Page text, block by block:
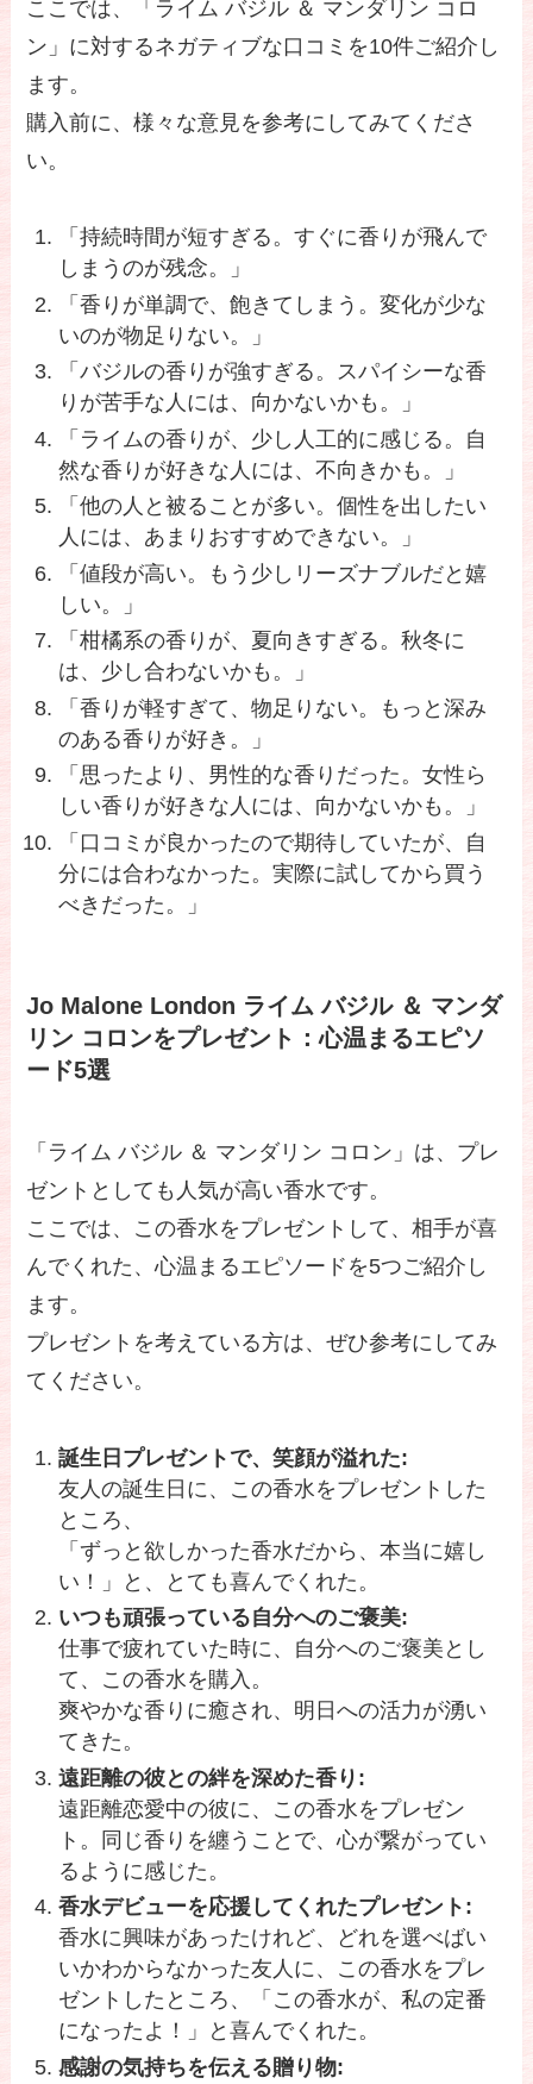
ここでは、「ライム バジル ＆ マンダリン コロ
ン」に対するネガティブな口コミを10件ご紹介し
ます。
購入前に、様々な意見を参考にしてみてくださ
い。
「持続時間が短すぎる。すぐに香りが飛んで
しまうのが残念。」
「香りが単調で、飽きてしまう。変化が少な
いのが物足りない。」
「バジルの香りが強すぎる。スパイシーな香
りが苦手な人には、向かないかも。」
「ライムの香りが、少し人工的に感じる。自
然な香りが好きな人には、不向きかも。」
「他の人と被ることが多い。個性を出したい
人には、あまりおすすめできない。」
「値段が高い。もう少しリーズナブルだと嬉
しい。」
「柑橘系の香りが、夏向きすぎる。秋冬に
は、少し合わないかも。」
「香りが軽すぎて、物足りない。もっと深み
のある香りが好き。」
「思ったより、男性的な香りだった。女性ら
しい香りが好きな人には、向かないかも。」
「口コミが良かったので期待していたが、自
分には合わなかった。実際に試してから買う
べきだった。」
Jo Malone London ライム バジル ＆ マンダ
リン コロンをプレゼント：心温まるエピソ
ード5選
「ライム バジル ＆ マンダリン コロン」は、プレ
ゼントとしても人気が高い香水です。
ここでは、この香水をプレゼントして、相手が喜
んでくれた、心温まるエピソードを5つご紹介し
ます。
プレゼントを考えている方は、ぜひ参考にしてみ
てください。
誕生日プレゼントで、笑顔が溢れた:
友人の誕生日に、この香水をプレゼントした
ところ、
「ずっと欲しかった香水だから、本当に嬉し
い！」と、とても喜んでくれた。
いつも頑張っている自分へのご褒美:
仕事で疲れていた時に、自分へのご褒美とし
て、この香水を購入。
爽やかな香りに癒され、明日への活力が湧い
てきた。
遠距離の彼との絆を深めた香り:
遠距離恋愛中の彼に、この香水をプレゼン
ト。同じ香りを纏うことで、心が繋がってい
るように感じた。
香水デビューを応援してくれたプレゼント:
香水に興味があったけれど、どれを選べばい
いかわからなかった友人に、この香水をプレ
ゼントしたところ、「この香水が、私の定番
になったよ！」と喜んでくれた。
感謝の気持ちを伝える贈り物: